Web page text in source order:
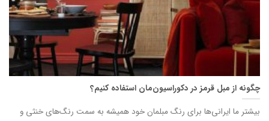
چگونه از مبل قرمز در دکوراسیون‌مان استفاده کنیم؟
بیشتر ما ایرانی‌ها برای رنگ مبلمان خود همیشه به سمت رنگ‌های خنثی و